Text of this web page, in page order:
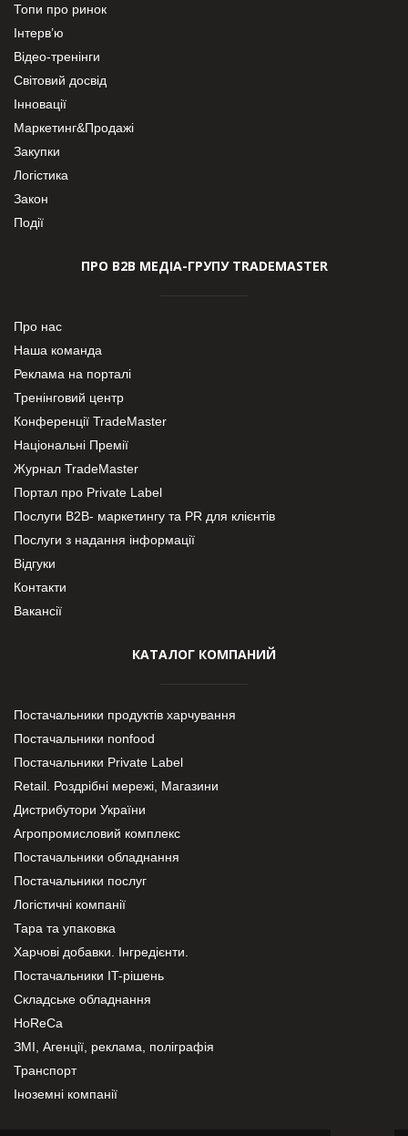
Топи про ринок
Інтерв’ю
Відео-тренінги
Світовий досвід
Інновації
Маркетинг&Продажі
Закупки
Логістика
Закон
Події
ПРО В2В МЕДІА-ГРУПУ TRADEMASTER
Про нас
Наша команда
Реклама на порталі
Тренінговий центр
Конференції TradeMaster
Національні Премії
Журнал TradeMaster
Портал про Private Label
Послуги В2В- маркетингу та PR для клієнтів
Послуги з надання інформації
Відгуки
Контакти
Вакансії
КАТАЛОГ КОМПАНИЙ
Постачальники продуктів харчування
Постачальники nonfood
Постачальники Private Label
Retail. Роздрібні мережі, Магазини
Дистрибутори України
Агропромисловий комплекс
Постачальники обладнання
Постачальники послуг
Логістичні компанії
Тара та упаковка
Харчові добавки. Інгредієнти.
Постачальники IT-рішень
Складське обладнання
HoReCa
ЗМІ, Агенції, реклама, поліграфія
Транспорт
Іноземні компанії